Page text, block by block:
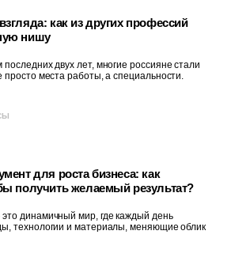
как из других профессий
нишу
двух лет, многие россияне стали
места работы, а специальности.
для роста бизнеса: как
получить желаемый результат?
динамичный мир, где каждый день
технологии и материалы, меняющие облик